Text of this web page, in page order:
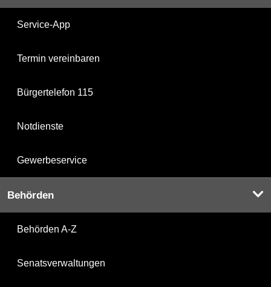
Service-App
Termin vereinbaren
Bürgertelefon 115
Notdienste
Gewerbeservice
Behörden
Behörden A-Z
Senatsverwaltungen